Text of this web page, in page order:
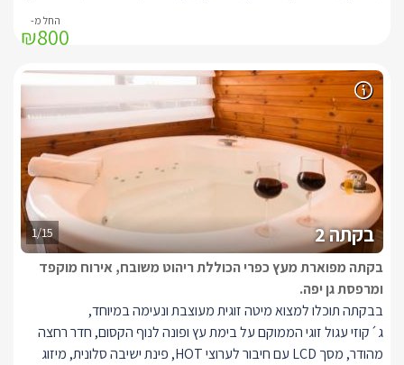
פינת ישיבה ואוכל הצמודה אל המטבחון ויציאה אל מרפסת נוף פרטית
המשקיפה אל נופו המדהים והייחודי של הגליל המערבי ובה ישנה פינת
₪800
1/15 בקתה 2
בקתה מפוארת מעץ כפרי הכוללת ריהוט משובח, אירוח מוקפד
ומרפסת גן יפה.
בבקתה תוכלו למצוא מיטה זוגית מעוצבת ונעימה במיוחד,
ג´קוזי עגול זוגי הממוקם על בימת עץ ופונה לנוף הקסום, חדר רחצה
מהודר, מסך LCD עם חיבור לערוצי HOT, פינת ישיבה סלונית, מיזוג